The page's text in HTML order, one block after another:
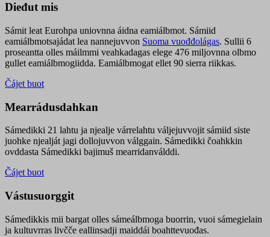
Dieđut mis
Sámit leat Eurohpa uniovnna áidna eamiálbmot. Sámiid
eamiálbmotsajádat lea nannejuvvon Suoma vuođđolágas. Sullii 6
proseantta olles máilmmi veahkadagas elege 476 miljovnna olbmo
gullet eamiálbmogiidda. Eamiálbmogat ellet 90 sierra riikkas.
Čájet buot
Mearrádusdahkan
Sámedikki 21 lahtu ja njealje várrelahtu váljejuvvojit sámiid siste
juohke njealját jagi dollojuvvon válggain. Sámedikki čoahkkin
ovddasta Sámedikki bajimuš mearridanválddi.
Čájet buot
Vástusuorggit
Sámedikkis mii bargat olles sámeálbmoga buorrin, vuoi sámegielain
ja kultuvrras livčče eallinsadji maiddái boahttevuođas.